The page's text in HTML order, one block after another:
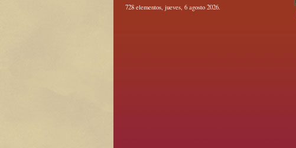
728 elementos, jueves, 6 agosto 2026.